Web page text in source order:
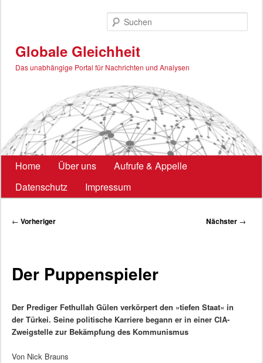
Globale Gleichheit
Das unabhängige Portal für Nachrichten und Analysen
Hauptmenü
Home Über uns
Aufrufe & Appelle
Datenschutz
Impressum
Beitragsnavigation
← Vorheriger Nächster →
Der Puppenspieler
Der Prediger Fethullah Gülen verkörpert den »tiefen Staat« in
der Türkei. Seine politische Karriere begann er in einer CIA-
Zweigstelle zur Bekämpfung des Kommunismus
Von Nick Brauns